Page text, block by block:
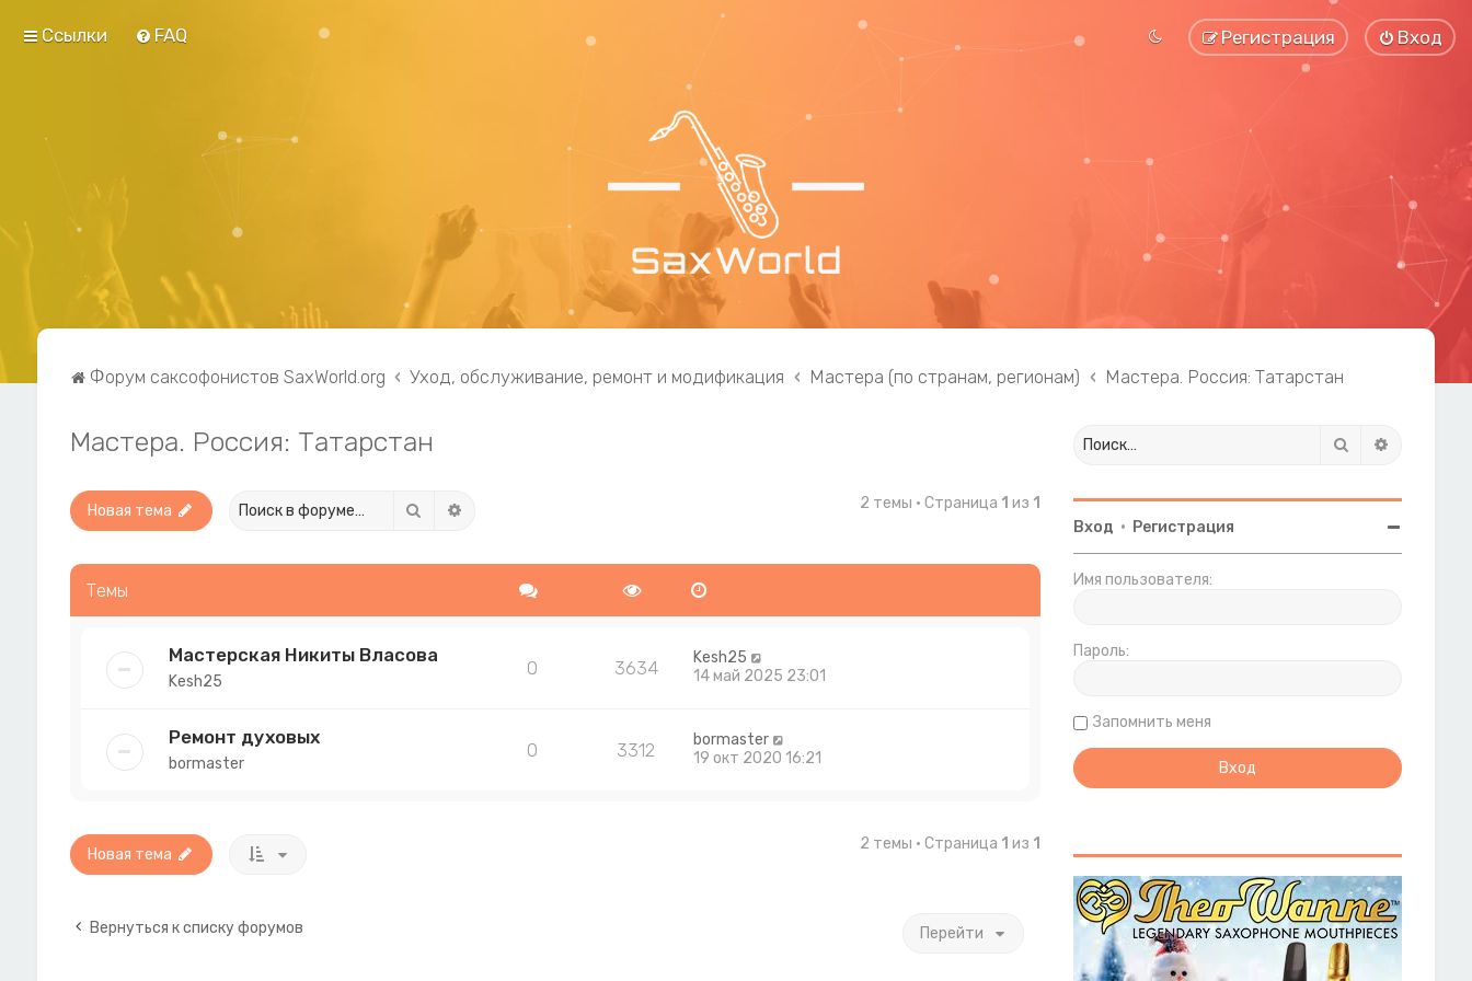
Ссылки FAQ Вход
Регистрация
Форум саксофонистов SaxWorld.org Уход, обслуживание, ремонт и модификация Мастера (по странам, регионам) Мастера. Россия: Татарстан
Мастера. Россия: Татарстан
Новая тема Поиск 2 темы • Страница 1 из 1
Темы
Мастерская Никиты Власова
Kesh25
0 3634
Kesh25
14 май 2025 23:01
Ремонт духовых
bormaster
0 3312
bormaster
19 окт 2020 16:21
Новая тема
2 темы • Страница 1 из 1
Вернуться к списку форумов Перейти
Поиск
Вход • Регистрация
Имя пользователя:
Пароль:
Запомнить меня